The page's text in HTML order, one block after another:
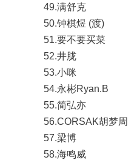
49.满舒克
50.钟棋煜 (渡)
51.要不要买菜
52.井胧
53.小咪
54.永彬Ryan.B
55.简弘亦
56.CORSAK胡梦周
57.梁博
58.海鸣威